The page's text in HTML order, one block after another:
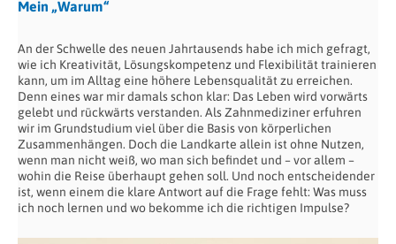
Mein „Warum“
An der Schwelle des neuen Jahrtausends habe ich mich gefragt,
wie ich Kreativität, Lösungskompetenz und Flexibilität trainieren
kann, um im Alltag eine höhere Lebensqualität zu erreichen.
Denn eines war mir damals schon klar: Das Leben wird vorwärts
gelebt und rückwärts verstanden. Als Zahnmediziner erfuhren
wir im Grundstudium viel über die Basis von körperlichen
Zusammenhängen. Doch die Landkarte allein ist ohne Nutzen,
wenn man nicht weiß, wo man sich befindet und – vor allem –
wohin die Reise überhaupt gehen soll. Und noch entscheidender
ist, wenn einem die klare Antwort auf die Frage fehlt: Was muss
ich noch lernen und wo bekomme ich die richtigen Impulse?